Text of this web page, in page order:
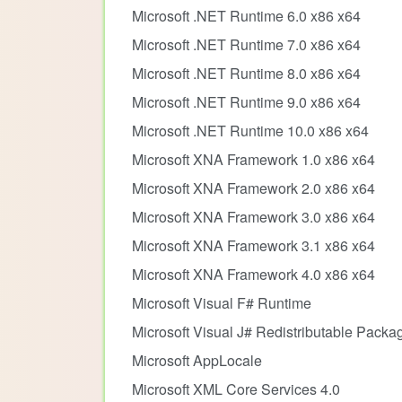
Microsoft .NET Runtime 6.0 x86 x64
Microsoft .NET Runtime 7.0 x86 x64
Microsoft .NET Runtime 8.0 x86 x64
Microsoft .NET Runtime 9.0 x86 x64
Microsoft .NET Runtime 10.0 x86 x64
Microsoft XNA Framework 1.0 x86 x64
Microsoft XNA Framework 2.0 x86 x64
Microsoft XNA Framework 3.0 x86 x64
Microsoft XNA Framework 3.1 x86 x64
Microsoft XNA Framework 4.0 x86 x64
Microsoft Visual F# Runtime
Microsoft Visual J# Redistributable
Microsoft AppLocale
Microsoft XML Core Services 4.0